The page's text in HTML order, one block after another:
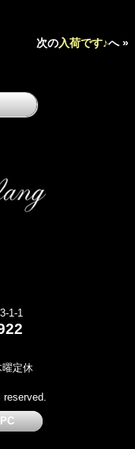
次の入荷です♪へ »
1-1
定休
PC